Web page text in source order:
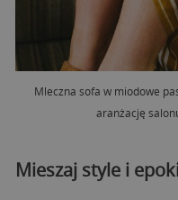
Mleczna sofa w miodowe
aranżację
Mieszaj style i